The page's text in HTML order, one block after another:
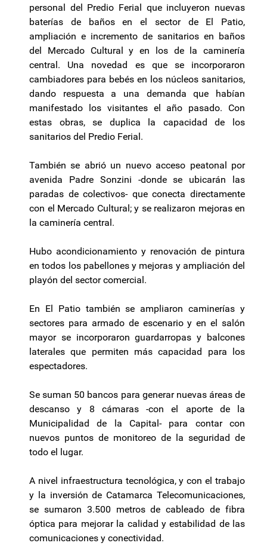
personal del Predio Ferial que incluyeron nuevas
baterías de baños en el sector de El Patio,
ampliación e incremento de sanitarios en baños
del Mercado Cultural y en los de la caminería
central. Una novedad es que se incorporaron
cambiadores para bebés en los núcleos sanitarios,
dando respuesta a una demanda que habían
manifestado los visitantes el año pasado. Con
estas obras, se duplica la capacidad de los
sanitarios del Predio Ferial.
También se abrió un nuevo acceso peatonal por
avenida Padre Sonzini -donde se ubicarán las
paradas de colectivos- que conecta directamente
con el Mercado Cultural; y se realizaron mejoras en
la caminería central.
Hubo acondicionamiento y renovación de pintura
en todos los pabellones y mejoras y ampliación del
playón del sector comercial.
En El Patio también se ampliaron caminerías y
sectores para armado de escenario y en el salón
mayor se incorporaron guardarropas y balcones
laterales que permiten más capacidad para los
espectadores.
Se suman 50 bancos para generar nuevas áreas de
descanso y 8 cámaras -con el aporte de la
Municipalidad de la Capital- para contar con
nuevos puntos de monitoreo de la seguridad de
todo el lugar.
A nivel infraestructura tecnológica, y con el trabajo
y la inversión de Catamarca Telecomunicaciones,
se sumaron 3.500 metros de cableado de fibra
óptica para mejorar la calidad y estabilidad de las
comunicaciones y conectividad.